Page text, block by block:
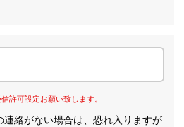
許可設定お願い致します。
連絡がない場合は、恐れ入りますが